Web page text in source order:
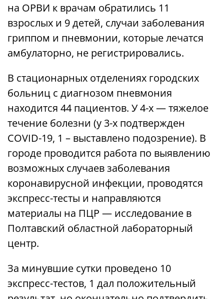
на ОРВИ к врачам обратились 11
взрослых и 9 детей, случаи заболевания
гриппом и пневмонии, которые лечатся
амбулаторно, не регистрировались.
В стационарных отделениях городских
больниц с диагнозом пневмония
находится 44 пациентов. У 4-х — тяжелое
течение болезни (у 3-х подтвержден
COVID-19, 1 – выставлено подозрение). В
городе проводится работа по выявлению
возможных случаев заболевания
коронавирусной инфекции, проводятся
экспресс-тесты и направляются
материалы на ПЦР — исследование в
Полтавский областной лабораторный
центр.
За минувшие сутки проведено 10
экспресс-тестов, 1 дал положительный